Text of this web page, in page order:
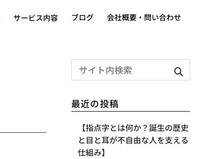
サービス内容 ブログ 会社概要・問い合わせ
最近の投稿
【指点字とは何か？誕生の歴史
と目と耳が不自由な人を支える
仕組み】